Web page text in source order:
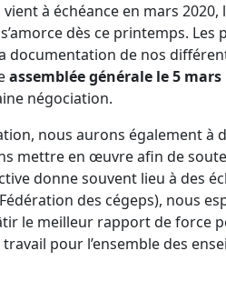
à échéance en mars
dès ce printemps. Les
documentation de nos
assemblée générale le 5
négociation.
nous aurons également à
mettre en œuvre afin de
donne souvent lieu à des
des cégeps), nous
le meilleur rapport de force
pour l’ensemble des